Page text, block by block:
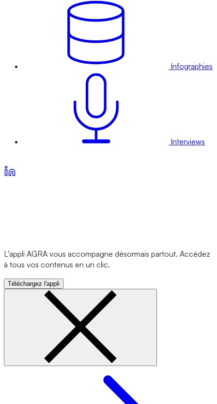
Infographies
Interviews
L'appli AGRA vous accompagne désormais partout. Accédez
à tous vos contenus en un clic.
Téléchargez l'appli